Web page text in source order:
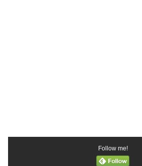
Follow me!